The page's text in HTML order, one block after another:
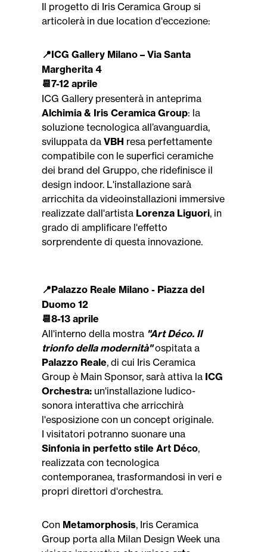
Il progetto di Iris Ceramica Group si
articolerà in due location d'eccezione:
📍️ICG Gallery Milano – Via Santa
Margherita 4
📆 7-12 aprile
ICG Gallery presenterà in anteprima
Alchimia & Iris Ceramica Group: la
soluzione tecnologica all’avanguardia,
sviluppata da VBH resa perfettamente
compatibile con le superfici ceramiche
dei brand del Gruppo, che ridefinisce il
design indoor. L'installazione sarà
arricchita da videoinstallazioni immersive
realizzate dall'artista Lorenza Liguori, in
grado di amplificare l'effetto
sorprendente di questa innovazione.
📍️Palazzo Reale Milano - Piazza del
Duomo 12
📆 8-13 aprile
All'interno della mostra "Art Déco. Il
trionfo della modernità"ospitata a
Palazzo Reale, di cui Iris Ceramica
Group è Main Sponsor, sarà attiva la ICG
Orchestra: un'installazione ludico-
sonora interattiva che arricchirà
l'esposizione con un concept originale.
I visitatori potranno suonare una
Sinfonia in perfetto stile Art Déco,
realizzata con tecnologica
contemporanea, trasformandosi in veri e
propri direttori d'orchestra.
Con Metamorphosis, Iris Ceramica
Group porta alla Milan Design Week una